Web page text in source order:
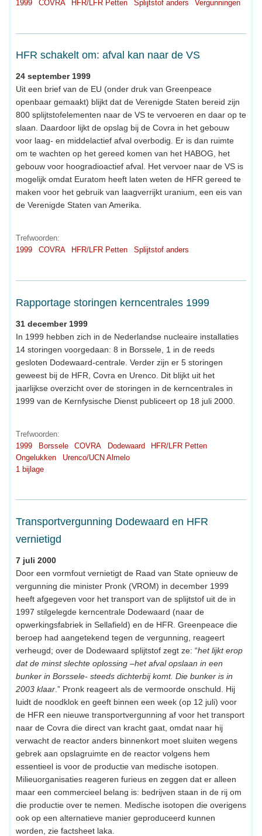
1999 COVRA HFR/LFR Petten Splijtstof anders Vergunningen
HFR schakelt om: afval kan naar de VS
24 september 1999
Uit een brief van de EU (onder druk van Greenpeace
openbaar gemaakt) blijkt dat de Verenigde Staten bereid zijn
800 splijtstofelementen naar de VS te vervoeren en daar op te
slaan. Daardoor lijkt de opslag bij de Covra in het gebouw
voor laag- en middelactief afval overbodig. Er is dan ruimte
om te wachten op het gereed komen van het HABOG, het
gebouw voor hoogradioactief afval. Het vervoer naar de VS is
mogelijk omdat Euratom heeft laten weten de HFR gereed te
maken voor het gebruik van laagverrijkt uranium, een eis van
de Verenigde Staten van Amerika.
Trefwoorden:
1999
COVRA HFR/LFR Petten Splijtstof anders
Rapportage storingen kerncentrales 1999
31 december 1999
In 1999 hebben zich in de Nederlandse nucleaire installaties
14 storingen voorgedaan: 8 in Borssele, 1 in de reeds
gesloten Dodewaard-centrale. Verder zijn er 5 storingen
geweest bij de HFR, Covra en Urenco. Dit blijkt uit het
jaarlijkse overzicht over de storingen in de kerncentrales in
1999 van de Kernfysische Dienst publiceert op 18 juli 2000.
Trefwoorden:
1999
Borssele COVRA Dodewaard
HFR/LFR Petten
Ongelukken
Urenco/UCN Almelo
1 bijlage
Transportvergunning Dodewaard en HFR
vernietigd
7 juli 2000
Door een vormfout vernietigt de Raad van State opnieuw de
vergunning die minister Pronk (VROM) in december 1999
heeft afgegeven voor het transport van de splijtstof uit de in
1997 stilgelegde kerncentrale Dodewaard (naar de
opwerkingsfabriek in Sellafield) en de HFR. Greenpeace die
beroep had aangetekend tegen de vergunning, reageert
verheugd; over de Dodewaard splijtstof zegt ze: “het lijkt erop
dat de minst slechte oplossing –het afval opslaan in een
bunker in Borssele- steeds dichterbij komt. Die bunker is in
2003 klaar .” Pronk reageert als de vermoorde onschuld. Hij
luidt de noodklok en geeft binnen een week (op 12 juli) voor
de HFR een nieuwe transportvergunning af voor het transport
naar de Covra die direct van kracht gaat, omdat naar hij
verwacht de reactor anders binnenkort moet sluiten wegens
gebrek aan opslagruimte en de reactor volgens hem
essentieel is voor de productie van medische isotopen.
Milieuorganisaties reageren furieus en zeggen dat er alleen
maar een commercieel belang is: bedrijven staan in de rij om
die productie over te nemen. Medische isotopen die overigens
ook op een alternatieve manier geproduceerd kunnen
worden, zie factsheet laka.